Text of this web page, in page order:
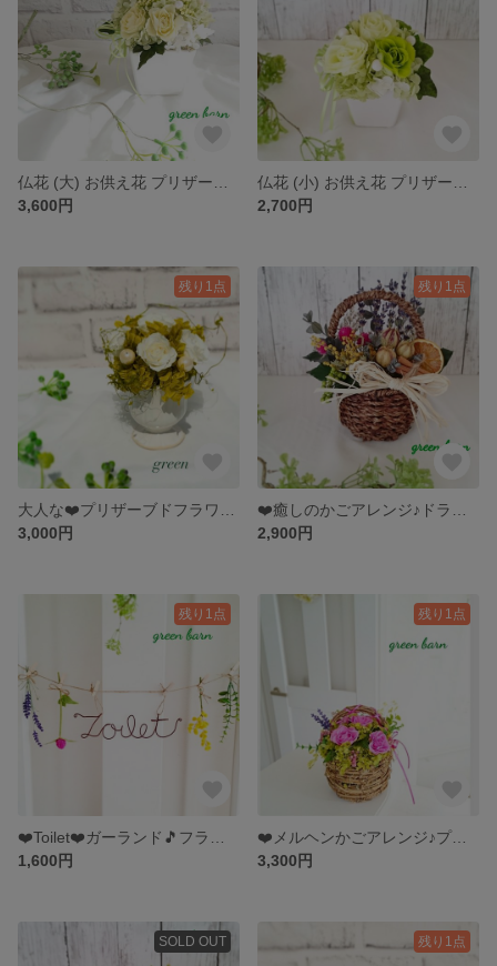
3,600円
2,700円
残り1点
3,000円
残り1点
2,900円
残り1点
1,600円
残り1点
❤️メルヘンかごアレンジ♪プリザーブドフラワー☆母の日
3,300円
SOLD OUT 残り1点